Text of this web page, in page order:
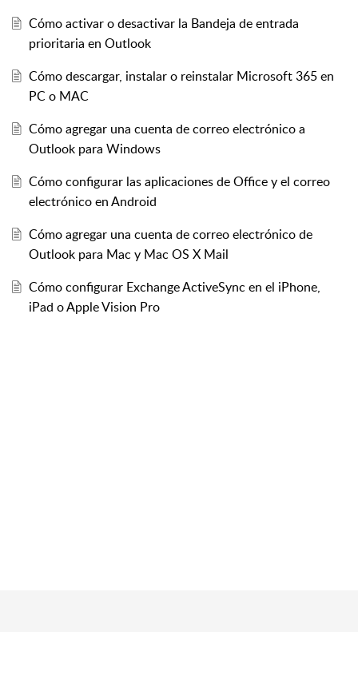
Cómo activar o desactivar la Bandeja de entrada
prioritaria en Outlook
Cómo descargar, instalar o reinstalar Microsoft 365 en
PC o MAC
Cómo agregar una cuenta de correo electrónico a
Outlook para Windows
Cómo configurar las aplicaciones de Office y el correo
electrónico en Android
Cómo agregar una cuenta de correo electrónico de
Outlook para Mac y Mac OS X Mail
Cómo configurar Exchange ActiveSync en el iPhone,
iPad o Apple Vision Pro